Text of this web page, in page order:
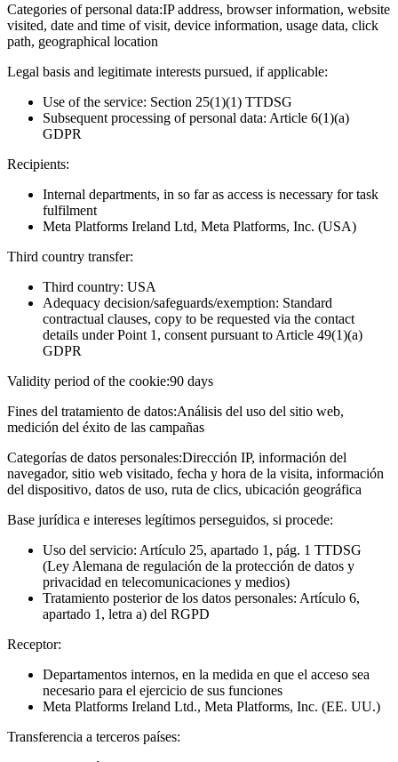
Categories of personal data:IP address, browser information, website
visited, date and time of visit, device information, usage data, click
path, geographical location
Legal basis and legitimate interests pursued, if applicable:
Use of the service: Section 25(1)(1) TTDSG
Subsequent processing of personal data: Article 6(1)(a)
GDPR
Recipients:
Internal departments, in so far as access is necessary for task
fulfilment
Meta Platforms Ireland Ltd, Meta Platforms, Inc. (USA)
Third country transfer:
Third country: USA
Adequacy decision/safeguards/exemption: Standard
contractual clauses, copy to be requested via the contact
details under Point 1, consent pursuant to Article 49(1)(a)
GDPR
Validity period of the cookie:90 days
Fines del tratamiento de datos:Análisis del uso del sitio web,
medición del éxito de las campañas
Categorías de datos personales:Dirección IP, información del
navegador, sitio web visitado, fecha y hora de la visita, información
del dispositivo, datos de uso, ruta de clics, ubicación geográfica
Base jurídica e intereses legítimos perseguidos, si procede:
Uso del servicio: Artículo 25, apartado 1, pág. 1 TTDSG
(Ley Alemana de regulación de la protección de datos y
privacidad en telecomunicaciones y medios)
Tratamiento posterior de los datos personales: Artículo 6,
apartado 1, letra a) del RGPD
Receptor:
Departamentos internos, en la medida en que el acceso sea
necesario para el ejercicio de sus funciones
Meta Platforms Ireland Ltd., Meta Platforms, Inc. (EE. UU.)
Transferencia a terceros países: